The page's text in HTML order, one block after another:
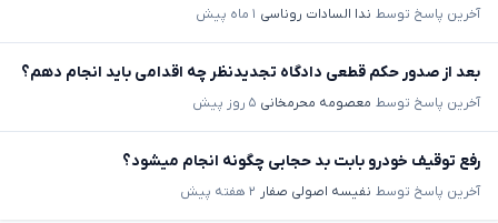
آخرین پاسخ توسط ندا السادات روناسی ۱ ماه پیش
بعد از صدور حکم قطعی دادگاه تجدیدنظر چه اقدامی باید انجام دهم؟
آخرین پاسخ توسط معصومه محرمخانی ۵ روز پیش
رفع توقیف خودرو بابت بد حجابی چگونه انجام میشود؟
آخرین پاسخ توسط نفیسه اصولی صفار ۲ هفته پیش